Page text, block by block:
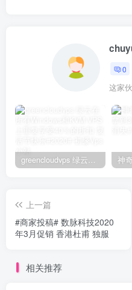
0
这家
greencloudvps 绿云在所有Windows和KVM VPS上重复享受40％的折扣 复活节快乐#2020#
上一篇
#商家投稿# 数脉科技2020
年3月促销 香港杜甫 独服
相关推荐